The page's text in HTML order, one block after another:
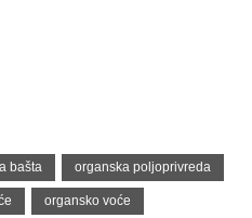
bašta organska poljoprivreda
organsko voće